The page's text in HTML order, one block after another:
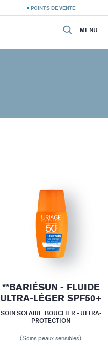
POINTS DE VENTE
MENU
**BARIÉSUN - FLUIDE
ULTRA-LÉGER SPF50+
SOIN SOLAIRE BOUCLIER - ULTRA-
PROTECTION
(Soins peaux sensibles)